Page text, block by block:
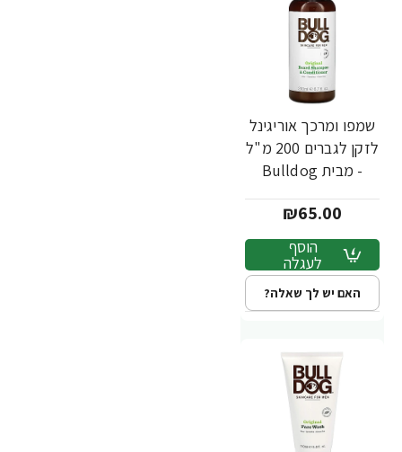
שמפו ומרכך אוריגינל
לזקן לגברים 200 מ"ל
- מבית Bulldog
₪65.00
הוסף
לעגלה
האם יש לך שאלה?